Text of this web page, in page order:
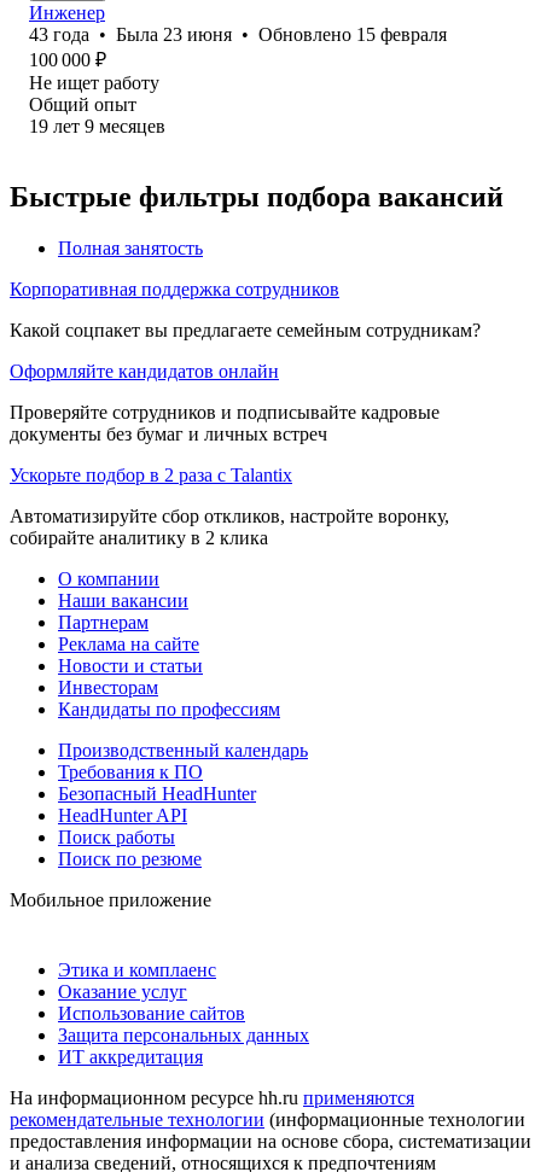
Инженер
43 года • Была 23 июня • Обновлено 15 февраля
100 000 ₽
Не ищет работу
Общий опыт
19 лет 9 месяцев
Быстрые фильтры подбора вакансий
Полная занятость
Корпоративная поддержка сотрудников
Какой соцпакет вы предлагаете семейным сотрудникам?
Оформляйте кандидатов онлайн
Проверяйте сотрудников и подписывайте кадровые
документы без бумаг и личных встреч
Ускорьте подбор в 2 раза с Talantix
Автоматизируйте сбор откликов, настройте воронку,
собирайте аналитику в 2 клика
О компании
Наши вакансии
Партнерам
Реклама на сайте
Новости и статьи
Инвесторам
Кандидаты по профессиям
Производственный календарь
Требования к ПО
Безопасный HeadHunter
HeadHunter API
Поиск работы
Поиск по резюме
Мобильное приложение
Этика и комплаенс
Оказание услуг
Использование сайтов
Защита персональных данных
ИТ аккредитация
На информационном ресурсе hh.ru применяются
рекомендательные технологии (информационные технологии
предоставления информации на основе сбора, систематизации
и анализа сведений, относящихся к предпочтениям